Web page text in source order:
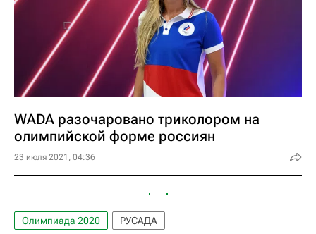
WADA разочаровано триколором на
олимпийской форме россиян
23 июля 2021, 04:36
Олимпиада 2020
РУСАДА